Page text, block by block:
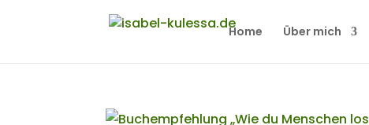
Home Über mich